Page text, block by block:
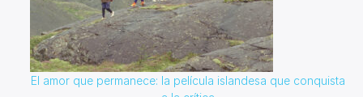
El amor que permanece: la película islandesa que conquista